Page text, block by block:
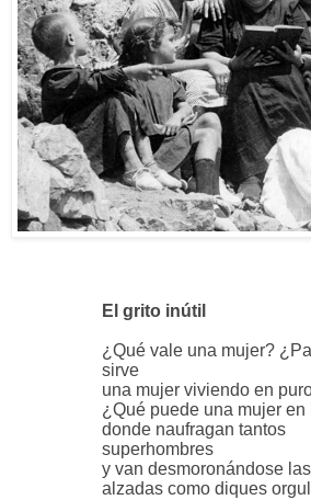
El grito inútil
¿Qué vale una mujer?
sirve
una mujer viviendo en
¿Qué puede una mujer en
donde naufragan tantos
superhombres
y van desmoronándose
alzadas como diques